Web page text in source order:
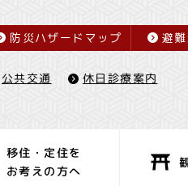
防災ハザードマップ 避
公共交通 休日診療案内
移住・定住を
お考えの方へ